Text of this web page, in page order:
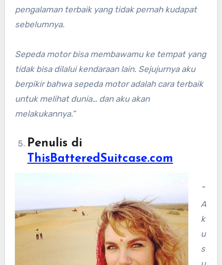
pengalaman terbaik yang tidak pernah kudapat
sebelumnya.
Sepeda motor bisa membawamu ke tempat yang
tidak bisa dilalui kendaraan lain. Sejujurnya aku
berpikir bahwa sepeda motor adalah cara terbaik
untuk melihat dunia… dan aku akan
melakukannya.”
Penulis di
ThisBatteredSuitcase.com
“
A
k
u
s